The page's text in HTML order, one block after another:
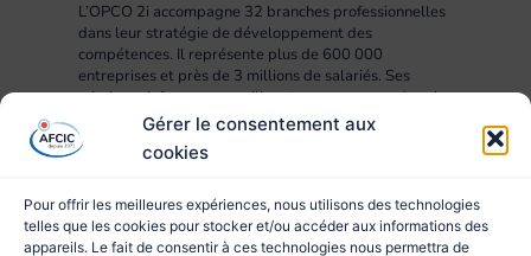
Gérer le consentement aux
cookies
Pour offrir les meilleures expériences, nous utilisons des technologies
telles que les cookies pour stocker et/ou accéder aux informations des
appareils. Le fait de consentir à ces technologies nous permettra de
L’OPCO 2i accompagne 32 branches professionnelles
dans leur stratégie de développement des
compétences. Il représente plus de 600 000
entreprises et près de 3 millions de salariés. Ses
missions : informer, conseiller et accompagner dans la
mise en œuvre des projets RH, compétences,
formation et apprentissage.